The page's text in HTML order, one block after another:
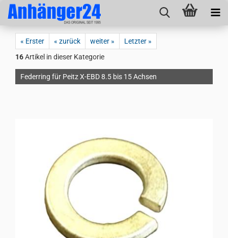
« Erster « zurück weiter »
Letzter »
16Artikel in dieser Kategorie
Federring für Peitz X-EBD 8.5 bis 15 Achsen